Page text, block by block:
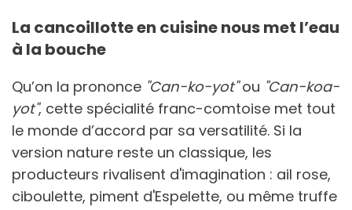
La cancoillotte en cuisine nous met l’eau
à la bouche
Qu’on la prononce "Can-ko-yot"ou "Can-koa-
yot", cette spécialité franc-comtoise met tout
le monde d’accord par sa versatilité. Si la
version nature reste un classique, les
producteurs rivalisent d'imagination : ail rose,
ciboulette, piment d'Espelette, ou même truffe